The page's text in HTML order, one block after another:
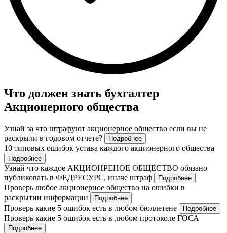
Что должен знать бухгалтер
Акционерного общества
Узнай за что штрафуют акционерное общество если вы не
раскрыли в годовом отчете?
Подробнее
10 типовых ошибок устава каждого акционерного общества
Подробнее
Узнай что каждое АКЦИОНРЕНОЕ ОБЩЕСТВО обязано
публиковать в ФЕДРЕСУРС, иначе штраф
Подробнее
Проверь любое акционерное общество на ошибки в
раскрытии информации
Подробнее
Проверь какие 5 ошибок есть в любом бюллетене Подробнее
Проверь какие 5 ошибок есть в любом протоколе ГОСА
Подробнее